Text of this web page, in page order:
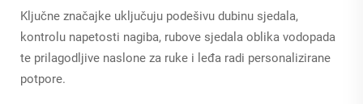
Ključne značajke uključuju podešivu dubinu sjedala,
kontrolu napetosti nagiba, rubove sjedala oblika vodopada
te prilagodljive naslone za ruke i leđa radi personalizirane
potpore.